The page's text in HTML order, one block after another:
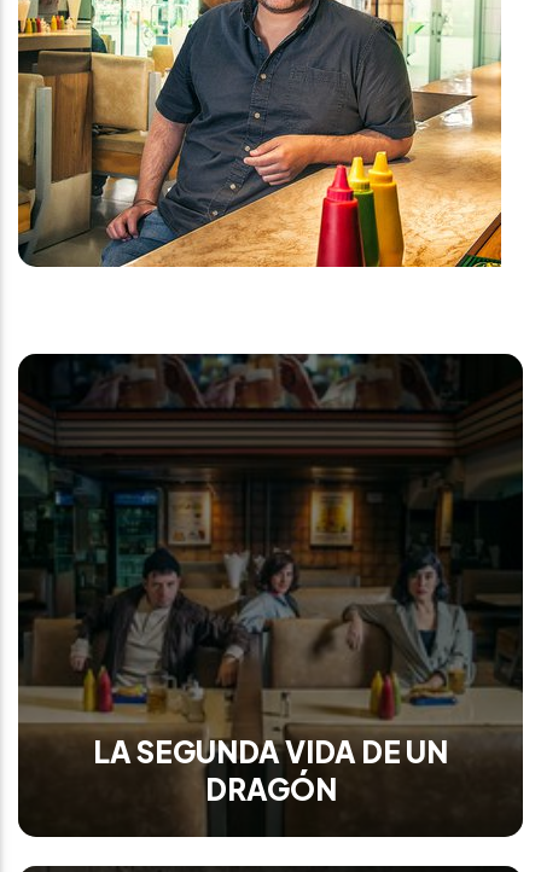
LA SEGUNDA VIDA DE UN
DRAGÓN